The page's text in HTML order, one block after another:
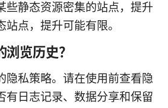
些静态资源密集的站点，提升
点，提升可能有限。
览历史？
隐私策略。请在使用前查看隐
有日志记录、数据分享和保留